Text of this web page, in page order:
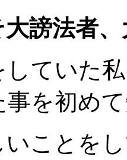
大謗法者
ていた
事を初め
いことを